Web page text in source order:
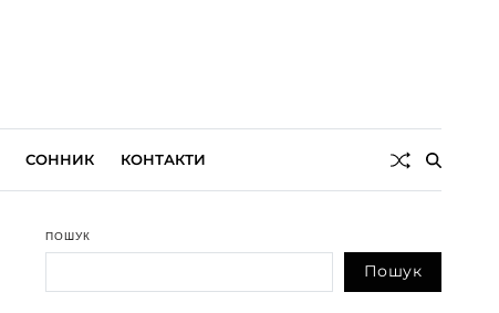
СОННИК КОНТАКТИ
ПОШУК
Пошук